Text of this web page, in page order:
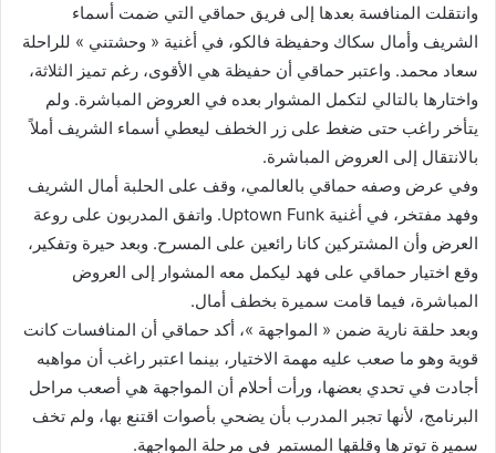
وانتقلت المنافسة بعدها إلى فريق حماقي التي ضمت أسماء
الشريف وأمال سكاك وحفيظة فالكو، في أغنية « وحشتني » للراحلة
سعاد محمد. واعتبر حماقي أن حفيظة هي الأقوى، رغم تميز الثلاثة،
واختارها بالتالي لتكمل المشوار بعده في العروض المباشرة. ولم
يتأخر راغب حتى ضغط على زر الخطف ليعطي أسماء الشريف أملاً
بالانتقال إلى العروض المباشرة.
وفي عرض وصفه حماقي بالعالمي، وقف على الحلبة أمال الشريف
وفهد مفتخر، في أغنية Uptown Funk. واتفق المدربون على روعة
العرض وأن المشتركين كانا رائعين على المسرح. وبعد حيرة وتفكير،
وقع اختيار حماقي على فهد ليكمل معه المشوار إلى العروض
المباشرة، فيما قامت سميرة بخطف أمال.
وبعد حلقة نارية ضمن « المواجهة »، أكد حماقي أن المنافسات كانت
قوية وهو ما صعب عليه مهمة الاختيار، بينما اعتبر راغب أن مواهبه
أجادت في تحدي بعضها، ورأت أحلام أن المواجهة هي أصعب مراحل
البرنامج، لأنها تجبر المدرب بأن يضحي بأصوات اقتنع بها، ولم تخف
سميرة توترها وقلقها المستمر في مرحلة المواجهة.